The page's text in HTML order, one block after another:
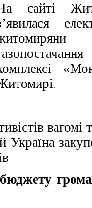
сайті
вагомі
Україна